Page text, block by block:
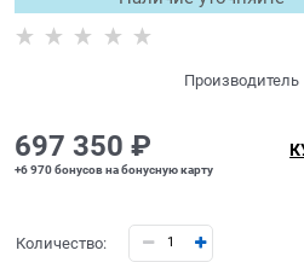
Производитель
697 350 ₽
+6 970 бонусов на бонусную карту
Количество: